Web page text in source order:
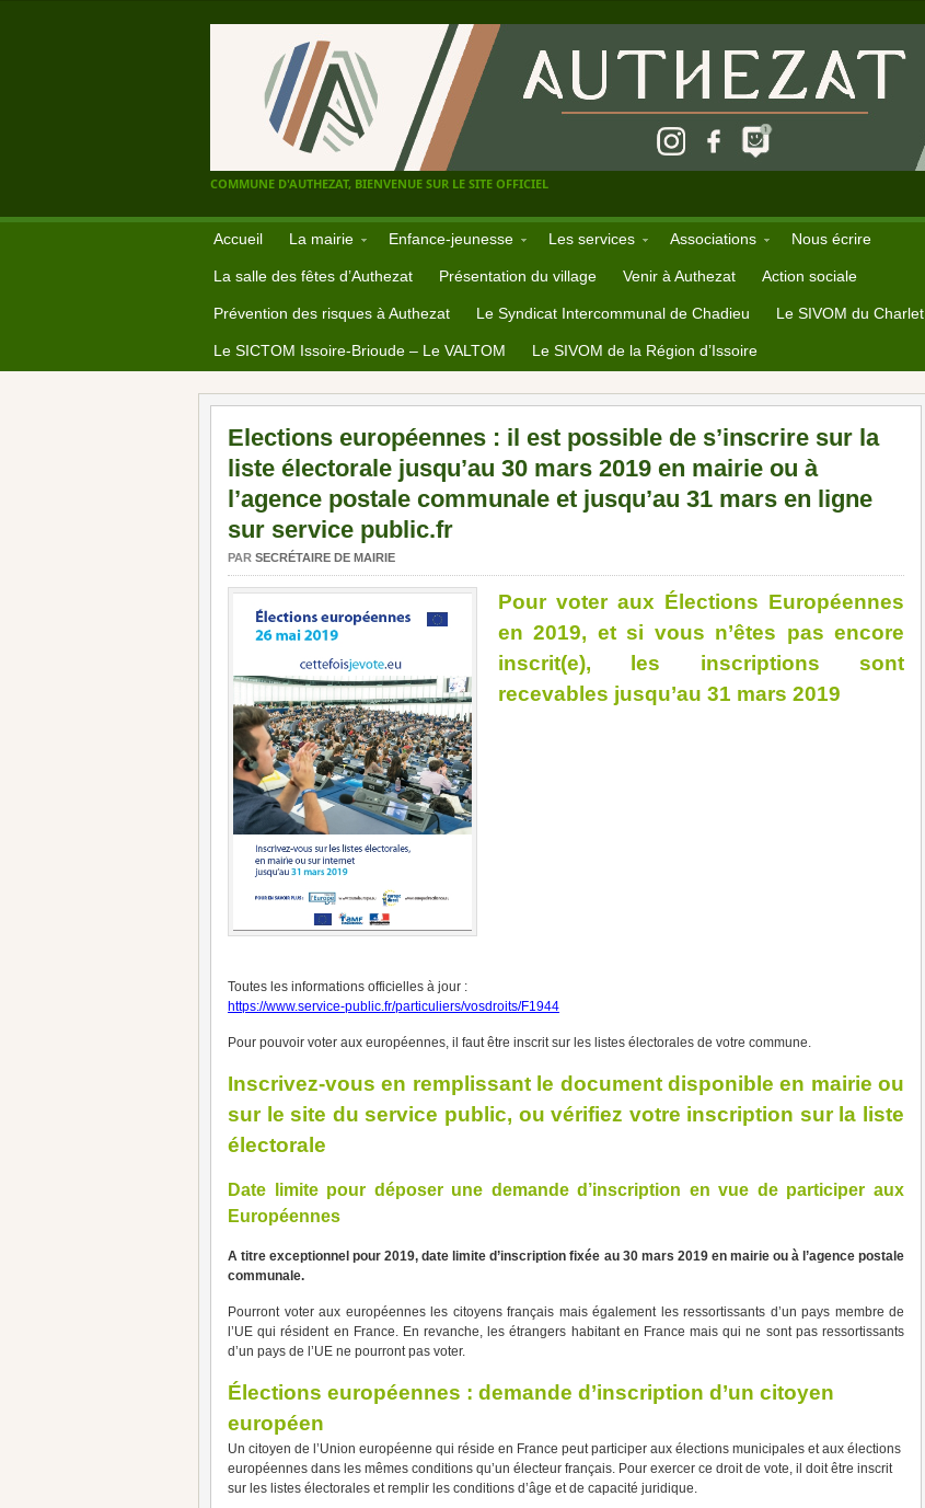
COMMUNE D'AUTHEZAT, BIENVENUE SUR LE SITE OFFICIEL
Accueil La mairie Enfance-jeunesse Les services Associations Nous écrire
La salle des fêtes d’Authezat Présentation du village Venir à Authezat Action sociale
Prévention des risques à Authezat Le Syndicat Intercommunal de Chadieu Le SIVOM du Charlet
Le SICTOM Issoire-Brioude – Le VALTOM Le SIVOM de la Région d’Issoire
Elections européennes : il est possible de s’inscrire sur la
liste électorale jusqu’au 30 mars 2019 en mairie ou à
l’agence postale communale et jusqu’au 31 mars en ligne
sur service public.fr
PAR SECRÉTAIRE DE MAIRIE
Pour voter aux Élections Européennes
en 2019, et si vous n’êtes pas encore
inscrit(e), les inscriptions sont
recevables jusqu’au 31 mars 2019
Toutes les informations officielles à jour :
https://www.service-public.fr/particuliers/vosdroits/F1944
Pour pouvoir voter aux européennes, il faut être inscrit sur les listes électorales de votre commune.
Inscrivez-vous en remplissant le document disponible en mairie ou
sur le site du service public, ou vérifiez votre inscription sur la liste
électorale
Date limite pour déposer une demande d’inscription en vue de participer aux
Européennes
A titre exceptionnel pour 2019, date limite d’inscription fixée au 30 mars 2019 en mairie ou à l’agence postale
communale.
Pourront voter aux européennes les citoyens français mais également les ressortissants d’un pays membre de
l’UE qui résident en France. En revanche, les étrangers habitant en France mais qui ne sont pas ressortissants
d’un pays de l’UE ne pourront pas voter.
Élections européennes : demande d’inscription d’un citoyen
européen
Un citoyen de l’Union européenne qui réside en France peut participer aux élections municipales et aux élections
européennes dans les mêmes conditions qu’un électeur français. Pour exercer ce droit de vote, il doit être inscrit
sur les listes électorales et remplir les conditions d’âge et de capacité juridique.